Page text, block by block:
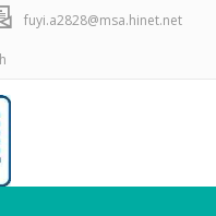
fuyi.a2828@msa.hinet.net